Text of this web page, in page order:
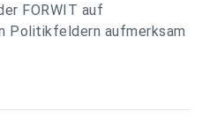
FORWIT auf
Politikfeldern aufmerksam
Wichtige Themen